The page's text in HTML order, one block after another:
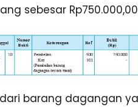
sebesar
dari barang dagangan